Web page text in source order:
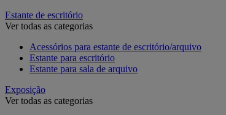
Estante de escritório
Ver todas as categorias
Acessórios para estante de escritório/arquivo
Estante para escritório
Estante para sala de arquivo
Exposição
Ver todas as categorias